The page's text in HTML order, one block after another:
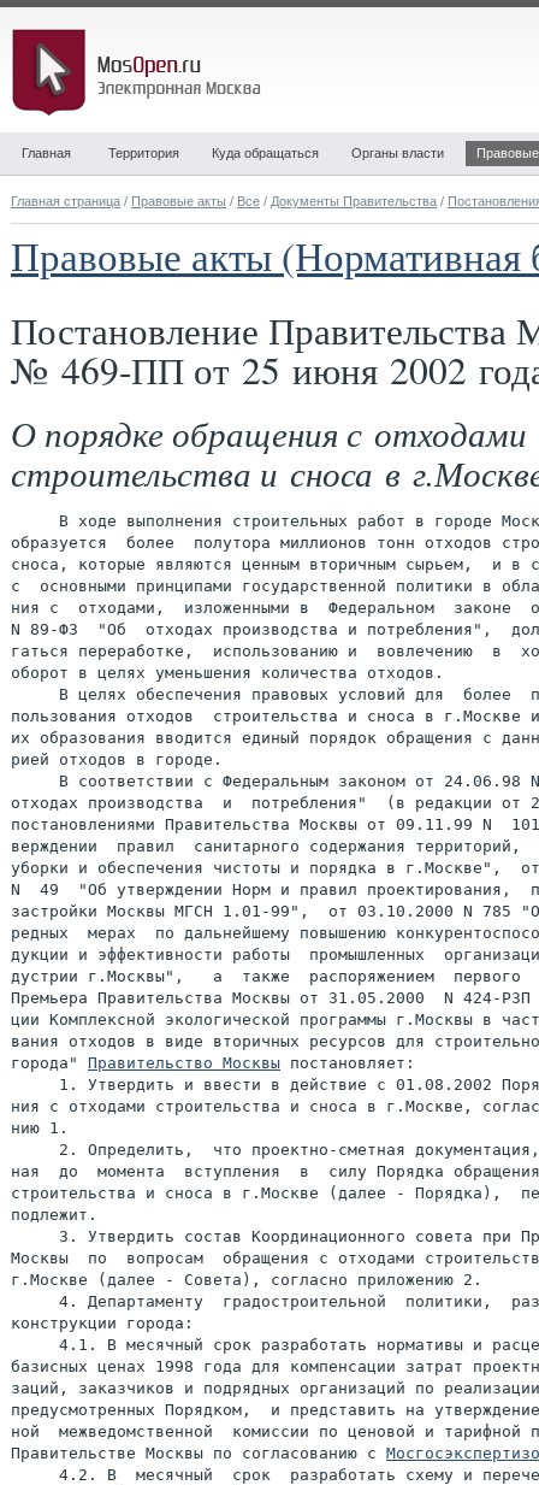
Главная Территория Куда обращаться Органы власти
Главная страница / Правовые акты / Все / Документы Правительства /
Правовые акты (Нормативная
Постановление Правительства
№ 469-ПП от 25 июня 2002
О порядке обращения с отходами
строительства и сноса в
В ходе выполнения строительных работ в городе
образуется  более  полутора миллионов тонн отходов
сноса, которые являются ценным вторичным сырьем,  и в
с  основными принципами государственной политики в
ния с  отходами,  изложенными в  Федеральном  законе
N 89-ФЗ  "Об  отходах производства и потребления",
гаться переработке,  использованию и  вовлечению  в
оборот в целях уменьшения количества отходов.
В целях обеспечения правовых условий для  более
пользования отходов  строительства и сноса в г.Москве
их образования вводится единый порядок обращения с
рией отходов в городе.
В соответствии с Федеральным законом от 24.06.98
отходах производства  и  потребления"  (в редакции от
постановлениями Правительства Москвы от 09.11.99 N
верждении  правил  санитарного содержания территорий,
уборки и обеспечения чистоты и порядка в г.Москве",
N  49  "Об утверждении Норм и правил проектирования,
застройки Москвы МГСН 1.01-99",  от 03.10.2000 N 785
редных  мерах  по дальнейшему повышению
дукции и эффективности работы  промышленных
дустрии г.Москвы",   а  также  распоряжением  первого
Премьера Правительства Москвы от 31.05.2000  N 424-
ции Комплексной экологической программы г.Москвы в
вания отходов в виде вторичных ресурсов для
города" Правительство Москвы постановляет:
1. Утвердить и ввести в действие с 01.08.2002
ния с отходами строительства и сноса в г.Москве,
нию 1.
2. Определить,  что проектно-сметная
ная  до  момента  вступления  в  силу Порядка
строительства и сноса в г.Москве (далее - Порядка),
подлежит.
3. Утвердить состав Координационного совета при
Москвы  по  вопросам  обращения с отходами
г.Москве (далее - Совета), согласно приложению 2.
4. Департаменту  градостроительной  политики,
конструкции города:
4.1. В месячный срок разработать нормативы и
базисных ценах 1998 года для компенсации затрат
заций, заказчиков и подрядных организаций по
предусмотренных Порядком,  и представить на
ной  межведомственной  комиссии по ценовой и тарифной
Правительстве Москвы по согласованию с
4.2. В  месячный  срок  разработать схему и